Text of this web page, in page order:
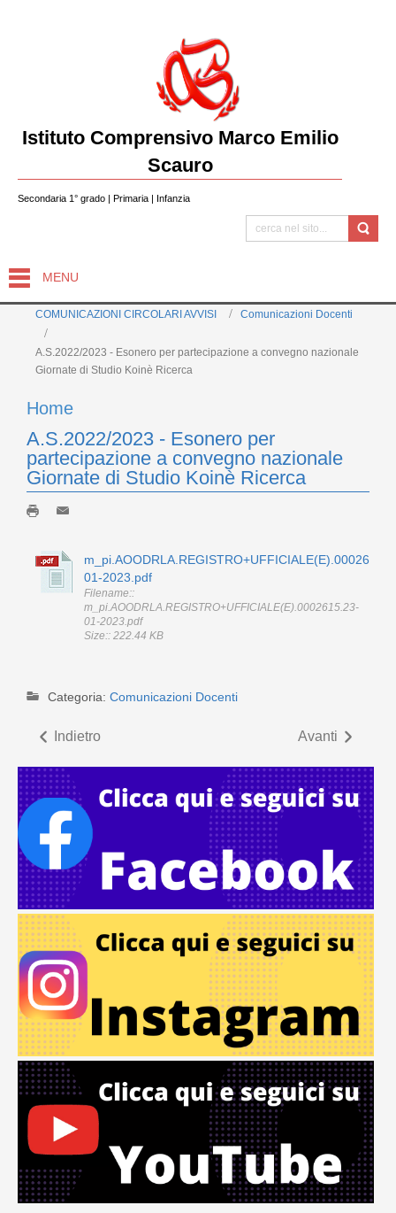
Istituto Comprensivo Marco Emilio
Scauro
Secondaria 1° grado | Primaria | Infanzia
MENU
COMUNICAZIONI CIRCOLARI AVVISI Comunicazioni Docenti
A.S.2022/2023 - Esonero per partecipazione a convegno nazionale
Giornate di Studio Koinè Ricerca
Home
A.S.2022/2023 - Esonero per
partecipazione a convegno nazionale
Giornate di Studio Koinè Ricerca
01-2023.pdf
Filename::
m_pi.AOODRLA.REGISTRO+UFFICIALE(E).0002615.23-
01-2023.pdf
Size:: 222.44 KB
Categoria: Comunicazioni Docenti
Indietro Avanti